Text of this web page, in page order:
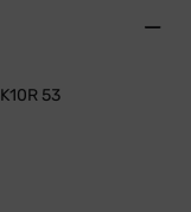
53